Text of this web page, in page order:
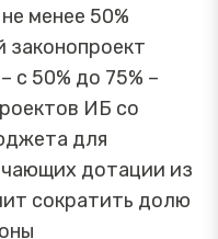
менее 50%
законопроект
с 50% до 75% –
ИБ со
для
дотации из
сократить долю